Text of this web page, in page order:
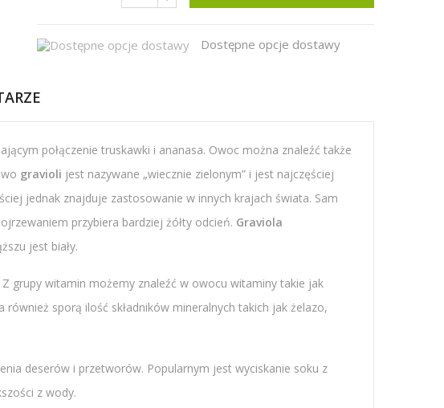
Dostępne opcje dostawy
połączenie truskawki i ananasa. Owoc można znaleźć także
gravioli jest nazywane „wiecznie zielonym” i jest najczęściej
jednak znajduje zastosowanie w innych krajach świata. Sam
przybiera bardziej żółty odcień. Graviola
jest biały.
grupy witamin możemy znaleźć w owocu witaminy takie jak
również sporą ilość składników mineralnych takich jak żelazo,
deserów i przetworów. Popularnym jest wyciskanie soku z
z wody.